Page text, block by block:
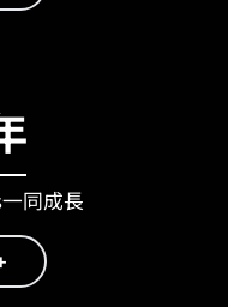
同成長